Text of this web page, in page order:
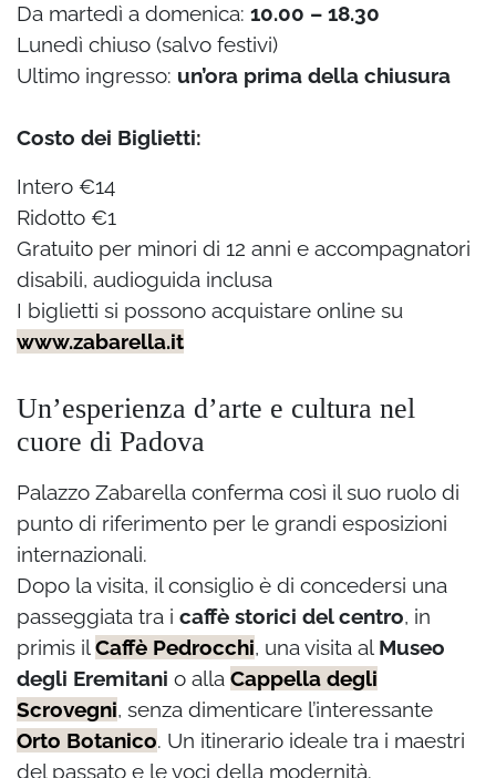
Da martedì a domenica: 10.00 – 18.30
Lunedì chiuso (salvo festivi)
Ultimo ingresso: un’ora prima della chiusura
Costo dei Biglietti:
Intero €14
Ridotto €1
Gratuito per minori di 12 anni e accompagnatori
disabili, audioguida inclusa
I biglietti si possono acquistare online su
www.zabarella.it
Un’esperienza d’arte e cultura nel
cuore di Padova
Palazzo Zabarella conferma così il suo ruolo di
punto di riferimento per le grandi esposizioni
internazionali.
Dopo la visita, il consiglio è di concedersi una
passeggiata tra i caffè storici del centro, in
primis ilCaffè Pedrocchi, una visita al Museo
degli Eremitani o alla Cappella degli
Scrovegni, senza dimenticare l’interessante
Orto Botanico. Un itinerario ideale tra i maestri
del passato e le voci della modernità.